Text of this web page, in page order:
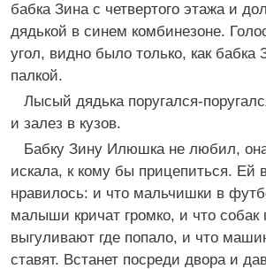
бабка Зина с четвертого этажа и
дядькой в синем комбинезоне.
угол, видно было только, как бабка
палкой.
Лысый дядька поругался-
и залез в кузов.
Бабку Зину Илюшка не любил,
искала, к кому бы прицепиться. Ей
нравилось: и что мальчишки в
малыши кричат громко, и что собак
выгуливают где попало, и что
ставят. Встанет посреди двора и